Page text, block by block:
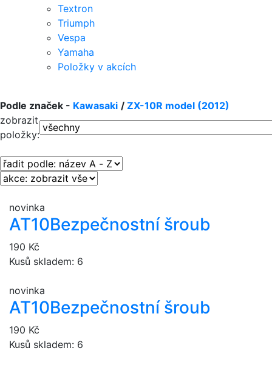
Textron
Triumph
Vespa
Yamaha
Položky v akcích
Podle značek - Kawasaki / ZX-10R model (2012)
zobrazit
položky:
novinka
AT10Bezpečnostní šroub
190 Kč
Kusů skladem: 6
novinka
AT10Bezpečnostní šroub
190 Kč
Kusů skladem: 6